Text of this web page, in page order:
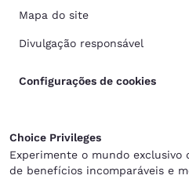
Mapa do site
Divulgação responsável
Configurações de cookies
Choice Privileges
Experimente o mundo exclusivo
de benefícios incomparáveis e